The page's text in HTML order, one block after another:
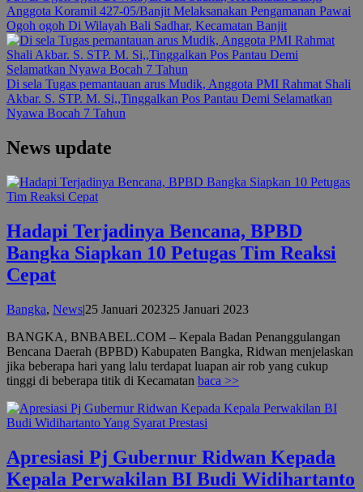
Anggota Koramil 427-05/Banjit Melaksanakan Pengamanan Pawai
Ogoh ogoh Di Wilayah Bali Sadhar, Kecamatan Banjit
Di sela Tugas pemantauan arus Mudik, Anggota PMI Rahmat Shali
Akbar. S. STP. M. Si,,Tinggalkan Pos Pantau Demi Selamatkan
Nyawa Bocah 7 Tahun
News update
BN
Babel
Hadapi Terjadinya Bencana, BPBD
Bangka Siapkan 10 Petugas Tim Reaksi
Cepat
Bangka, News|25 Januari 202325 Januari 2023oleh
BANGKA, BNBABEL.COM – Kepala Badan Penanggulangan
Bencana Daerah (BPBD) Kabupaten Bangka, Ridwan menjelaskan
jika beberapa hari yang lalu terdapat luapan air rob yang cukup
tinggi di beberapa titik di Kecamatan baca >>
Apresiasi Pj Gubernur Ridwan Kepada
Kepala Perwakilan BI Budi Widihartanto